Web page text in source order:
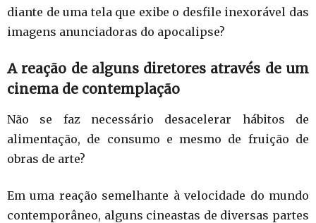
diante de uma tela que exibe o desfile inexorável das
imagens anunciadoras do apocalipse?
A reação de alguns diretores através de um
cinema de contemplação
Não se faz necessário desacelerar hábitos de
alimentação, de consumo e mesmo de fruição de
obras de arte?
Em uma reação semelhante à velocidade do mundo
contemporâneo, alguns cineastas de diversas partes